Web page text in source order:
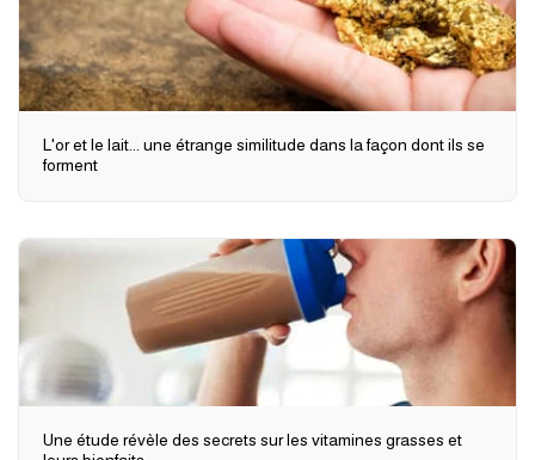
L'or et le lait... une étrange similitude dans la façon dont ils se
forment
Une étude révèle des secrets sur les vitamines grasses et